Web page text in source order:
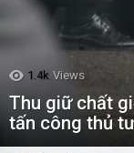
1.4k Views
Thu giữ chất
tấn công thủ